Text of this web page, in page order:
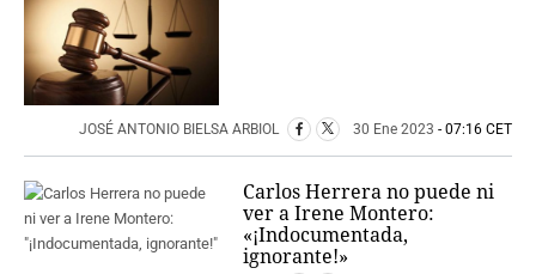
AMÉRICA
ESPAÑA
JOSÉ ANTONIO BIELSA ARBIOL 30 Ene 2023 - 07:16 CET
Carlos Herrera no puede ni
ver a Irene Montero:
«¡Indocumentada,
ignorante!»